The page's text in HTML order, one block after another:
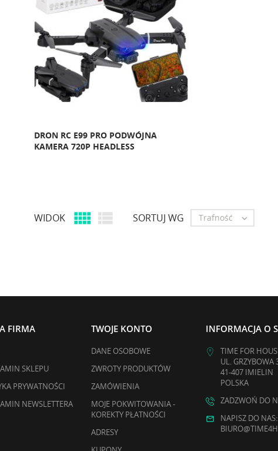
DRON RC E99 PRO PODWÓJNA
KAMERA 720P HEADLESS
WIDOK   SORTUJ WG Trafność 
FIRMA
SKLEPU
PRYWATNOŚCI
NEWSLETTERA
TWOJE KONTO
DANE OSOBOWE
ZWROTY PRODUKTÓW
ZAMÓWIENIA
MOJE POKWITOWANIA -
KOREKTY PŁATNOŚCI
ADRESY
INFORMACJA O
TIME FOR
UL. GRZYBOWA
41-407 IMIELIN
POLSKA
ZADZWOŃ DO
NAPISZ DO NAS: